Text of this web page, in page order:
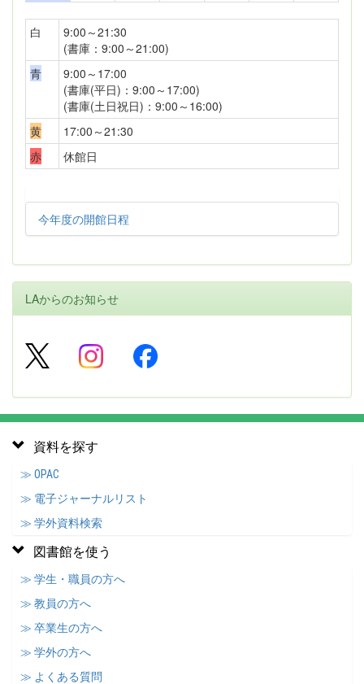
白
9:00～21:30
(書庫：9:00～21:00)
青
9:00～17:00
(書庫(平日)：9:00～17:00)
(書庫(土日祝日)：9:00～16:00)
黄
17:00～21:30
赤
休館日
今年度の開館日程
LAからのお知らせ
資料を探す
≫ OPAC
≫ 電子ジャーナルリスト
≫ 学外資料検索
図書館を使う
≫ 学生・職員の方へ
≫ 教員の方へ
≫ 卒業生の方へ
≫ 学外の方へ
≫ よくある質問